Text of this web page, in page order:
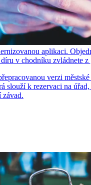
aplikaci.
v chodníku zvládnete z
verzi
slouží k rezervaci na úřad,
závad.